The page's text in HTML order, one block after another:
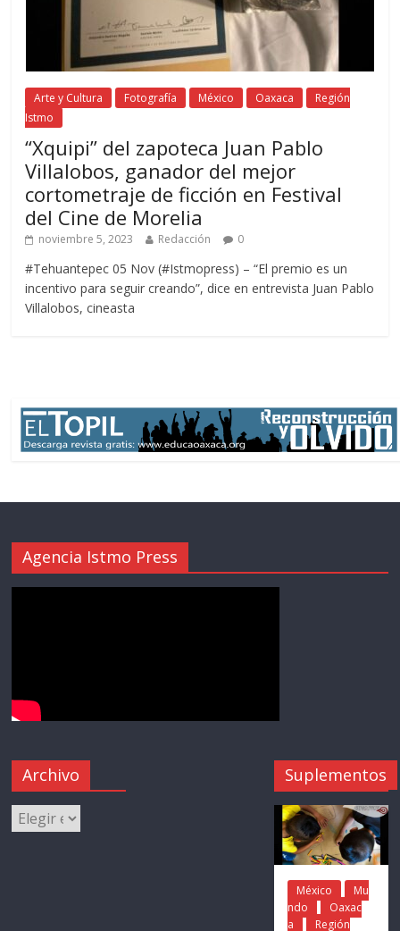
Arte y Cultura Fotografía México Oaxaca
Región
Istmo
“Xquipi” del zapoteca Juan Pablo
Villalobos, ganador del mejor
cortometraje de ficción en Festival
del Cine de Morelia
noviembre 5, 2023 Redacción 0
#Tehuantepec 05 Nov (#Istmopress) – “El premio es un
incentivo para seguir creando”, dice en entrevista Juan Pablo
Villalobos, cineasta
Agencia Istmo Press
Archivo Suplementos
México
Mu
ndo
Oaxac
a
Región